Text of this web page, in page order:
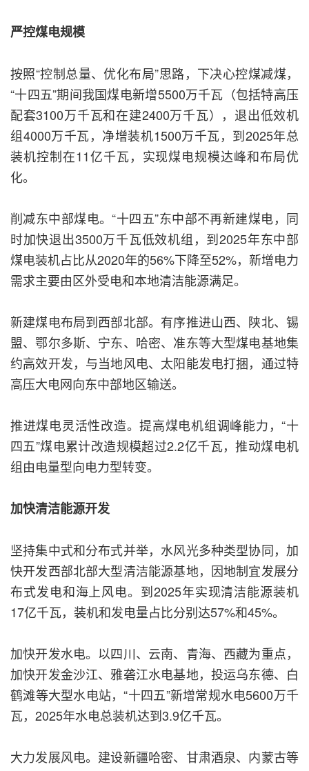
严控煤电规模
按照“控制总量、优化布局”思路，下决心控煤减煤，
“十四五”期间我国煤电新增5500万千瓦（包括特高压
配套3100万千瓦和在建2400万千瓦），退出低效机
组4000万千瓦，净增装机1500万千瓦，到2025年总
装机控制在11亿千瓦，实现煤电规模达峰和布局优
化。
削减东中部煤电。“十四五”东中部不再新建煤电，同
时加快退出3500万千瓦低效机组，到2025年东中部
煤电装机占比从2020年的56%下降至52%，新增电力
需求主要由区外受电和本地清洁能源满足。
新建煤电布局到西部北部。有序推进山西、陕北、锡
盟、鄂尔多斯、宁东、哈密、准东等大型煤电基地集
约高效开发，与当地风电、太阳能发电打捆，通过特
高压大电网向东中部地区输送。
推进煤电灵活性改造。提高煤电机组调峰能力，“十
四五”煤电累计改造规模超过2.2亿千瓦，推动煤电机
组由电量型向电力型转变。
加快清洁能源开发
坚持集中式和分布式并举，水风光多种类型协同，加
快开发西部北部大型清洁能源基地，因地制宜发展分
布式发电和海上风电。到2025年实现清洁能源装机
17亿千瓦，装机和发电量占比分别达57%和45%。
加快开发水电。以四川、云南、青海、西藏为重点，
加快开发金沙江、雅砻江水电基地，投运乌东德、白
鹤滩等大型水电站，“十四五”新增常规水电5600万千
瓦，2025年水电总装机达到3.9亿千瓦。
大力发展风电。建设新疆哈密、甘肃酒泉、内蒙古等